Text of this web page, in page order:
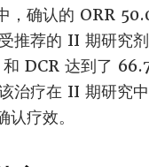
，确认的 ORR
推荐的 II 期研究
和 DCR 达到了
治疗在 II 期研究
疗效。